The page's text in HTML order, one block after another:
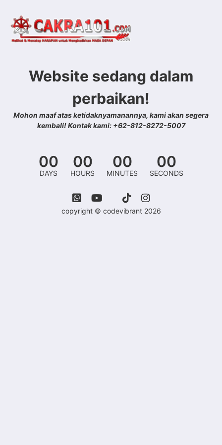
Website sedang dalam
perbaikan!
Mohon maaf atas ketidaknyamanannya, kami akan segera
kembali! Kontak kami: +62-812-8272-5007
00
DAYS
00
HOURS
00
MINUTES
00
SECONDS
copyright © codevibrant 2026